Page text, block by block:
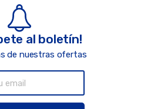
al boletín!
de nuestras ofertas